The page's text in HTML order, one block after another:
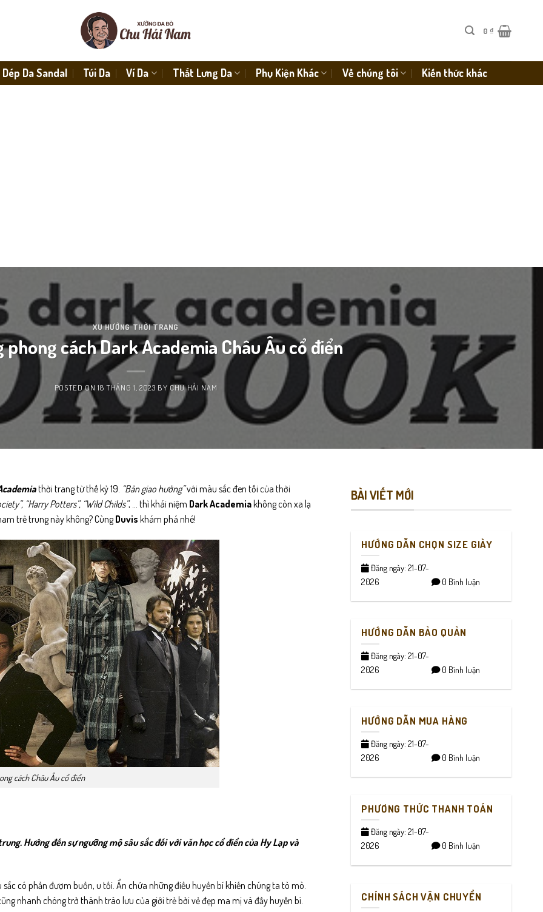
0 ₫
Dép Da Sandal Túi Da Ví Da Thắt Lưng Da Phụ Kiện Khác Về chúng tôi Kiến thức khác
XU HƯỚNG THỜI TRANG
cách Dark Academia Châu Âu cổ điển
POSTED ON18 THÁNG 1, 2023 BY CHU HẢI NAM
thời trang từ thế kỷ 19. “Bản giao hưởng”với màu sắc đen tối của thời
“Harry Potters”, “Wild Childs”, … thì khái niệm Dark Academia không còn xa lạ
trẻ trung này không? CùngDuvis khám phá nhé!
cách Châu Âu cổ điển
Hướng đến sự ngưỡng mộ sâu sắc đối với văn học cổ điển của Hy Lạp và
có phần đượm buồn, u tối. Ẩn chứa những điều huyền bí khiến chúng ta tò mò.
nhanh chóng trở thành trào lưu của giới trẻ bởi vẻ đẹp ma mị và đầy huyền bí.
BÀI VIẾT MỚI
HƯỚNG DẪN CHỌN SIZE GIÀY
Đăng ngày: 21-07-
2026
0 Bình luận
HƯỚNG DẪN BẢO QUẢN
Đăng ngày: 21-07-
2026
0 Bình luận
HƯỚNG DẪN MUA HÀNG
Đăng ngày: 21-07-
2026
0 Bình luận
PHƯƠNG THỨC THANH TOÁN
Đăng ngày: 21-07-
2026
0 Bình luận
CHÍNH SÁCH VẬN CHUYỂN